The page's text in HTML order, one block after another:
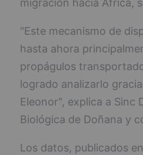
migración hacia África,
"Este mecanismo de
hasta ahora
propágulos
logrado analizarlo
Eleonor", explica a Sinc
Biológica de Doñana y
Los datos, publicados